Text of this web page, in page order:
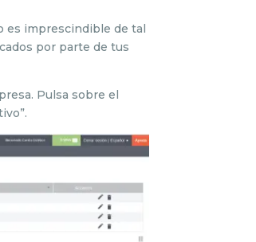
es imprescindible de tal
por parte de tus
Pulsa sobre el